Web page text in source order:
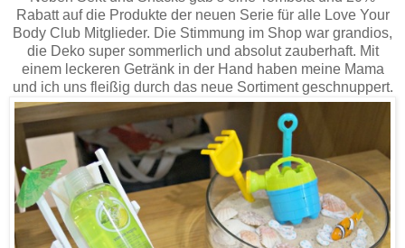
Rabatt auf die Produkte der neuen Serie für alle Love Your
Body Club Mitglieder. Die Stimmung im Shop war grandios,
die Deko super sommerlich und absolut zauberhaft. Mit
einem leckeren Getränk in der Hand haben meine Mama
und ich uns fleißig durch das neue Sortiment geschnuppert.